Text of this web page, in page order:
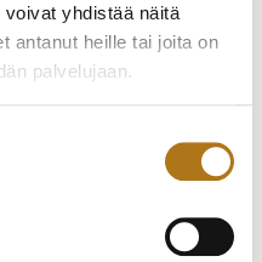
yhdistää näitä
antanut heille tai joita on
palvelujaan.
ETERNA-274 ETERNA-
MATIC
530,00